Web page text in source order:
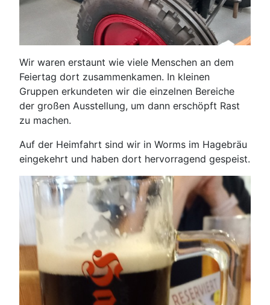
Wir waren erstaunt wie viele Menschen an dem
Feiertag dort zusammenkamen. In kleinen
Gruppen erkundeten wir die einzelnen Bereiche
der großen Ausstellung, um dann erschöpft Rast
zu machen.
Auf der Heimfahrt sind wir in Worms im Hagebräu
eingekehrt und haben dort hervorragend gespeist.